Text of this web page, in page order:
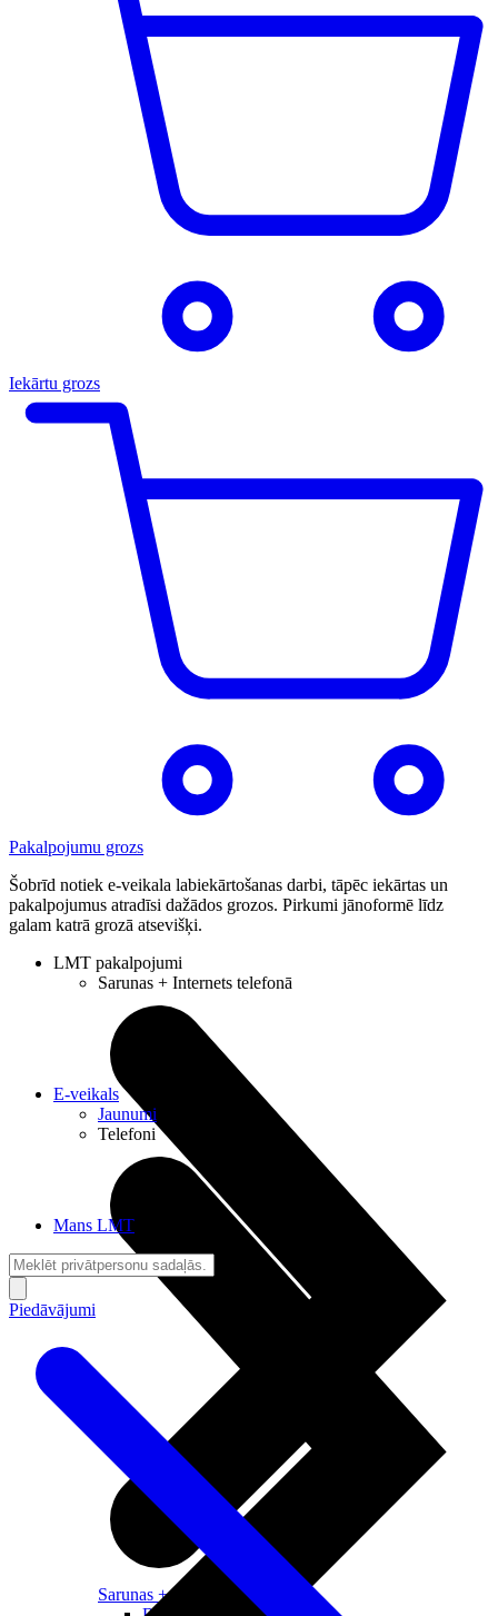
Iekārtu grozs
Pakalpojumu grozs
Šobrīd notiek e-veikala labiekārtošanas darbi, tāpēc iekārtas un
pakalpojumus atradīsi dažādos grozos. Pirkumi jānoformē līdz
galam katrā grozā atsevišķi.
LMT pakalpojumi
Sarunas + Internets telefonā
Sarunas + Internets
E-veikals
Jaunumi
Telefoni
Mans LMT
Piedāvājumi